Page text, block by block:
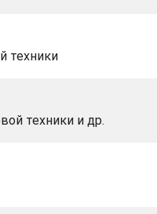
техники
техники и др.